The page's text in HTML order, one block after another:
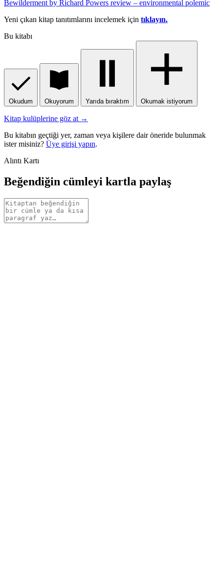
Bewilderment by Richard Powers review – environmental polemic
Yeni çıkan kitap tanıtımlarını incelemek için tıklayın.
Bu kitabı
Okudum Okuyorum Yarıda bıraktım Okumak istiyorum
Kitap kulüplerine göz at →
Bu kitabın geçtiği yer, zaman veya kişilere dair öneride bulunmak
ister misiniz? Üye girişi yapın.
Alıntı Kartı
Beğendiğin cümleyi kartla paylaş
Alıntı
metni